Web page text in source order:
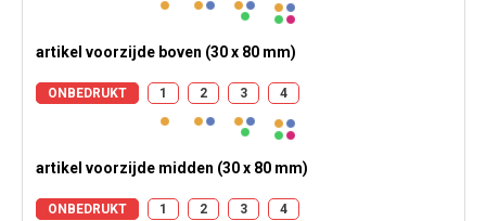
artikel voorzijde boven (30 x 80 mm)
ONBEDRUKT 1 2 3 4
artikel voorzijde midden (30 x 80 mm)
ONBEDRUKT 1 2 3 4